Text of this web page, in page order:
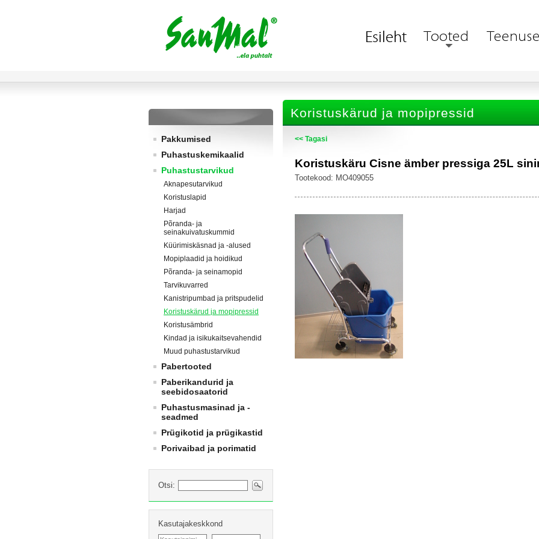
Pakkumised
Puhastuskemikaalid
Puhastustarvikud
Aknapesutarvikud
Koristuslapid
Harjad
Põranda- ja
seinakuivatuskummid
Küürimiskäsnad ja -alused
Mopiplaadid ja hoidikud
Põranda- ja seinamopid
Tarvikuvarred
Kanistripumbad ja pritspudelid
Koristuskärud ja mopipressid
Koristusämbrid
Kindad ja isikukaitsevahendid
Muud puhastustarvikud
Pabertooted
Paberikandurid ja
seebidosaatorid
Puhastusmasinad ja -
seadmed
Prügikotid ja prügikastid
Porivaibad ja porimatid
Otsi:
Kasutajakeskkond
Koristuskärud ja mopipressid
<< Tagasi
Koristuskäru Cisne ämber pressiga 25L
Tootekood: MO409055